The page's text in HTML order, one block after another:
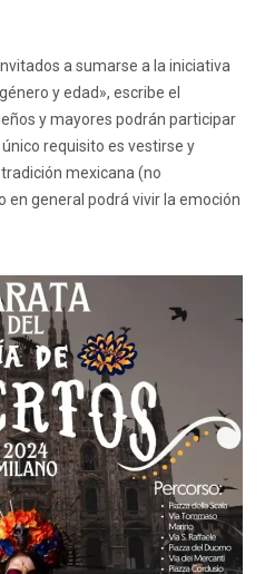
a sumarse a la iniciativa
y edad», escribe el
y mayores podrán participar
requisito es vestirse y
mexicana (no
en general podrá vivir la emoción